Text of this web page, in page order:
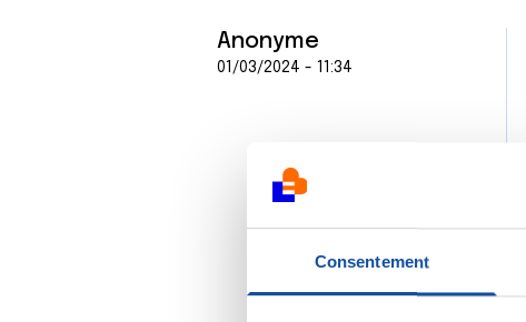
Consentement
Anonyme
01/03/2024 - 11:34